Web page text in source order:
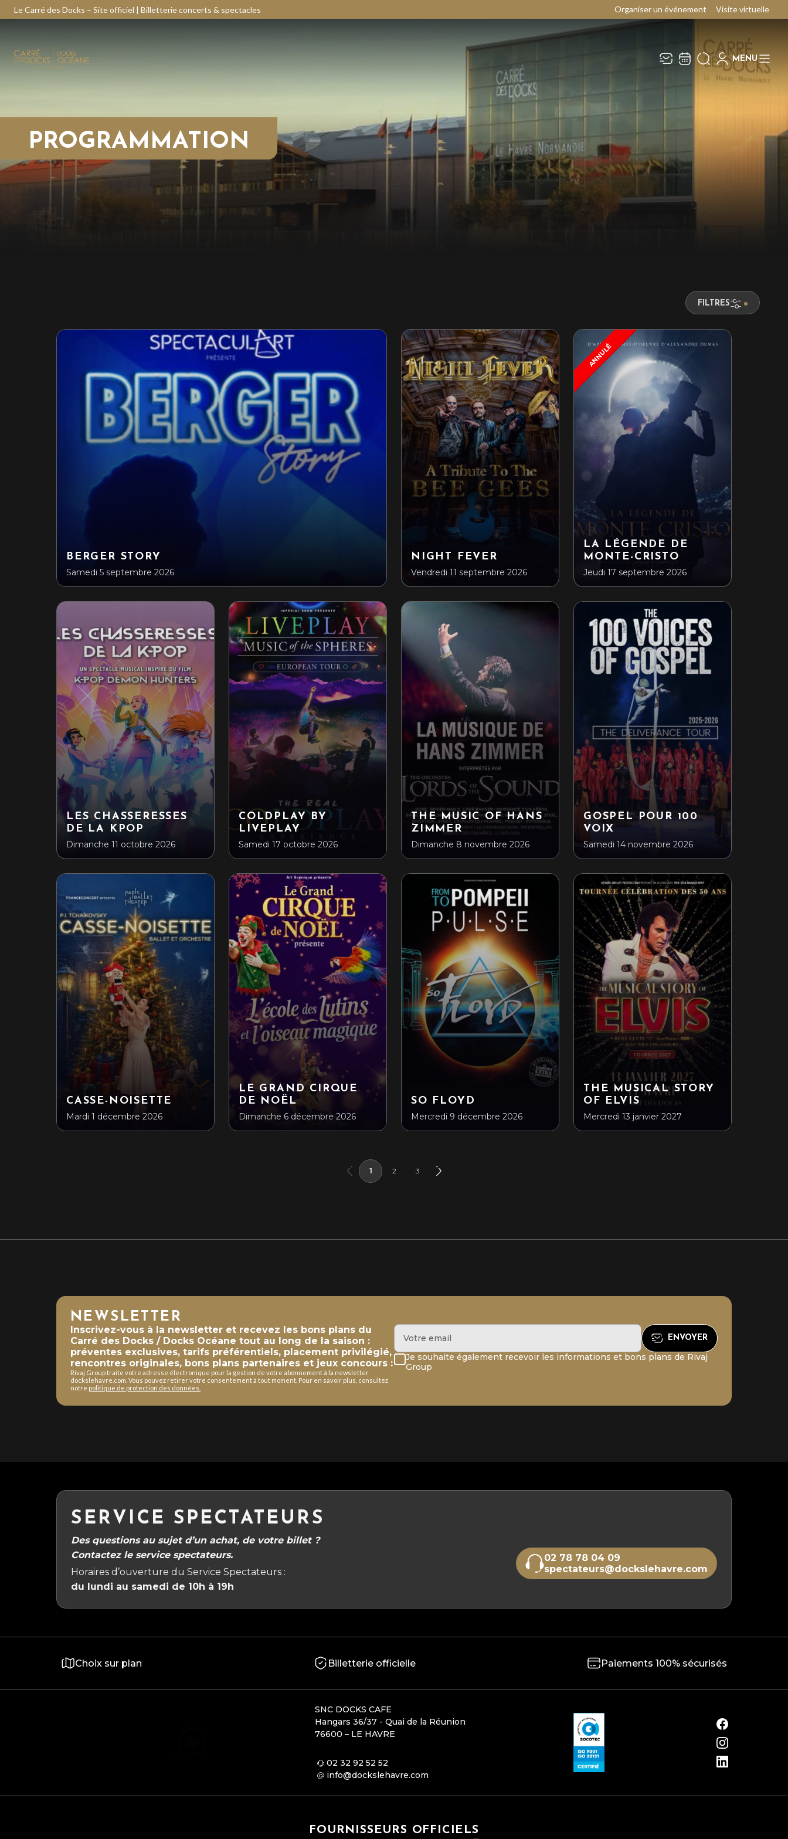
Le Carré des Docks – Site officiel | Billetterie concerts & spectacles Organiser un événement Visite virtuelle
Fermer
Recevez toute l’actualité en
vous abonnant à notre
ENVOYER
Rivaj Group traite votre adresse électronique pour la
gestion de votre abonnement à la newsletter de
Carré des Docks / Docks Océane
votre consentement à tout moment. Pour en savoir
plus, consultez notre
politique de protection des
MENU
PROGRAMMATION
FILTRES
BERGER STORY
Samedi 5 septembre 2026
NIGHT FEVER
Vendredi 11 septembre 2026
ANNULÉ
LA LÉGENDE DE
MONTE-CRISTO
Jeudi 17 septembre 2026
LES CHASSERESSES
DE LA KPOP
Dimanche 11 octobre 2026
COLDPLAY BY
LIVEPLAY
Samedi 17 octobre 2026
THE MUSIC OF HANS
ZIMMER
Dimanche 8 novembre 2026
GOSPEL POUR 100
VOIX
Samedi 14 novembre 2026
CASSE-NOISETTE
Mardi 1 décembre 2026
LE GRAND CIRQUE
DE NOËL
Dimanche 6 décembre 2026
SO FLOYD
Mercredi 9 décembre 2026
THE MUSICAL STORY
OF ELVIS
Mercredi 13 janvier 2027
1 2 3
NEWSLETTER
Inscrivez-vous à la newsletter et recevez les bons plans du
Carré des Docks / Docks Océane tout au long de la saison :
préventes exclusives, tarifs préférentiels, placement privilégié,
rencontres originales, bons plans partenaires et jeux concours :
Rivaj Group traite votre adresse électronique pour la gestion de votre abonnement à la newsletter
dockslehavre.com. Vous pouvez retirer votre consentement à tout moment. Pour en savoir plus, consultez
notre politique de protection des données.
Je souhaite également recevoir les informations et bons plans de Rivaj
Group
SERVICE SPECTATEURS
Des questions au sujet d’un achat, de votre billet ?
Contactez le service spectateurs.
Horaires d’ouverture du Service Spectateurs :
du lundi au samedi de 10h à 19h
02 78 78 04 09
spectateurs@dockslehavre.com
Choix sur plan Billetterie officielle Paiements 100% sécurisés
SNC DOCKS CAFE
Hangars 36/37 - Quai de la Réunion
76600 – LE HAVRE
02 32 92 52 52
info@dockslehavre.com
FOURNISSEURS OFFICIELS